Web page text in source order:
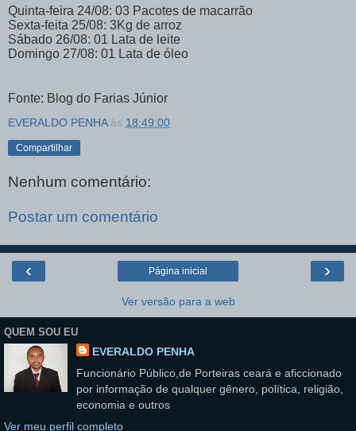
Quinta-feira 24/08: 03 Pacotes de macarrão
Sexta-feita 25/08: 3Kg de arroz
Sábado 26/08: 01 Lata de leite
Domingo 27/08: 01 Lata de óleo
Fonte: Blog do Farias Júnior
EVERALDO PENHA às 18:49:00
Compartilhar
Nenhum comentário:
Postar um comentário
‹ ›
Página inicial
Ver versão para a web
QUEM SOU EU
EVERALDO PENHA
Funcionário Público,de Porteiras ceará e aficcionado
por informação de qualquer gênero, política, religião,
economia e outros
Ver meu perfil completo